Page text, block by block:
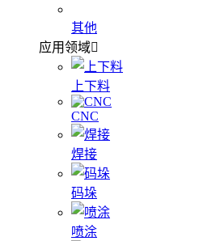
其他
应用领域
上下料
CNC
焊接
码垛
喷涂